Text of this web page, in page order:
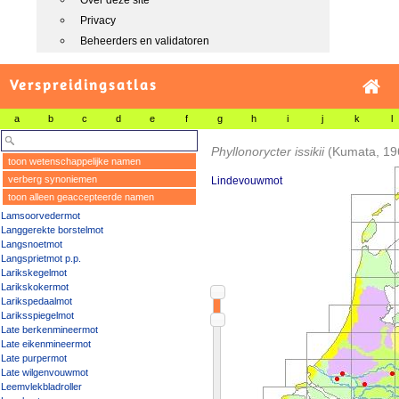
Privacy
Beheerders en validatoren
Verspreidingsatlas
a b c d e f g h i j k l
toon wetenschappelijke namen
verberg synoniemen
toon alleen geaccepteerde namen
Lamsoorvedermot
Langgerekte borstelmot
Langsnoetmot
Langsprietmot p.p.
Larikskegelmot
Larikskokermot
Larikspedaalmot
Lariksspiegelmot
Late berkenmineermot
Late eikenmineermot
Late purpermot
Late wilgenvouwmot
Leemvlekbladroller
Phyllonorycter issikii (Kumata,
Lindevouwmot